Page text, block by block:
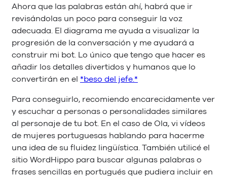
Ahora que las palabras están ahí, habrá que ir
revisándolas un poco para conseguir la voz
adecuada. El diagrama me ayuda a visualizar la
progresión de la conversación y me ayudará a
construir mi bot. Lo único que tengo que hacer es
añadir los detalles divertidos y humanos que lo
convertirán en el *beso del jefe.*
Para conseguirlo, recomiendo encarecidamente ver
y escuchar a personas o personalidades similares
al personaje de tu bot. En el caso de Ola, vi vídeos
de mujeres portuguesas hablando para hacerme
una idea de su fluidez lingüística. También utilicé el
sitio WordHippo para buscar algunas palabras o
frases sencillas en portugués que pudiera incluir en